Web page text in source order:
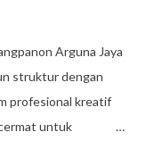
Arguna Jaya
struktur dengan
profesional kreatif
untuk